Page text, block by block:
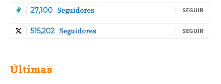
27,100 Seguidores SEGUIR
515,202 Seguidores SEGUIR
Últimas